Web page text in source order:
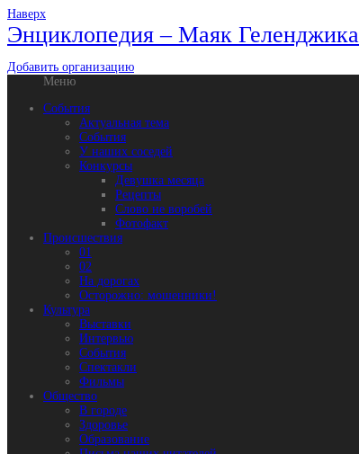
Наверх
Энциклопедия – Маяк Геленджика
Добавить организацию
Меню
События
Актуальная тема
События
У наших соседей
Конкурсы
Девушка месяца
Рецепты
Слово не воробей
Фотофакт
Происшествия
01
02
На дорогах
Осторожно: мошенники!
Культура
Выставки
Интервью
События
Спектакли
Фильмы
Общество
В городе
Здоровье
Образование